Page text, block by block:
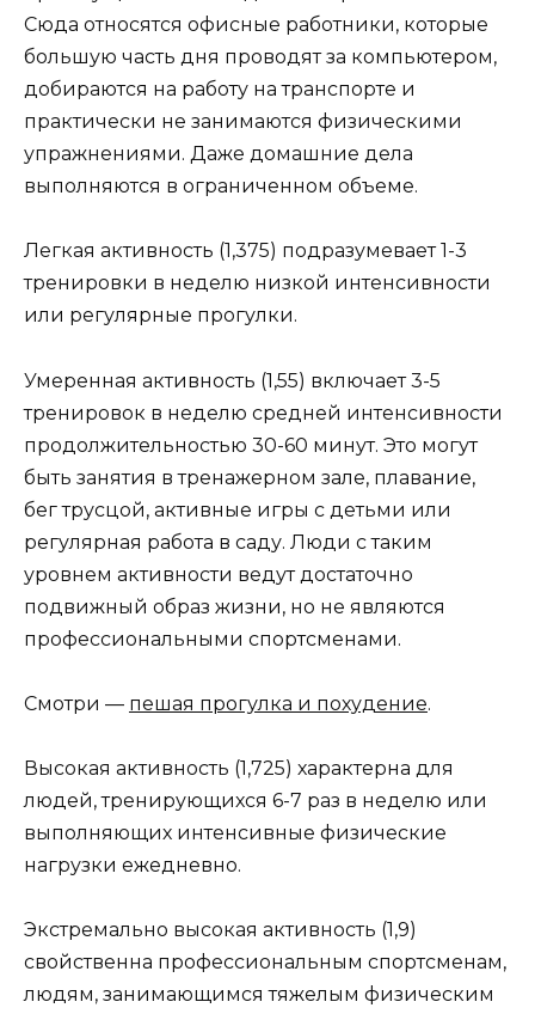
Сюда относятся офисные работники, которые
большую часть дня проводят за компьютером,
добираются на работу на транспорте и
практически не занимаются физическими
упражнениями. Даже домашние дела
выполняются в ограниченном объеме.
Легкая активность (1,375) подразумевает 1-3
тренировки в неделю низкой интенсивности
или регулярные прогулки.
Умеренная активность (1,55) включает 3-5
тренировок в неделю средней интенсивности
продолжительностью 30-60 минут. Это могут
быть занятия в тренажерном зале, плавание,
бег трусцой, активные игры с детьми или
регулярная работа в саду. Люди с таким
уровнем активности ведут достаточно
подвижный образ жизни, но не являются
профессиональными спортсменами.
Смотри — пешая прогулка и похудение.
Высокая активность (1,725) характерна для
людей, тренирующихся 6-7 раз в неделю или
выполняющих интенсивные физические
нагрузки ежедневно.
Экстремально высокая активность (1,9)
свойственна профессиональным спортсменам,
людям, занимающимся тяжелым физическим